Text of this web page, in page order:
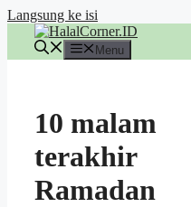
Langsung ke isi
Menu
10 malam
terakhir
Ramadan